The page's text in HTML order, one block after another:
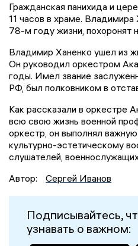
Гражданская панихида и
11 часов в храме. Владимира
78-м году жизни, похоронят
Владимир Ханенко ушел из
Он руководил оркестром
годы. Имел звание
РФ, был полковником в
Как рассказали в оркестре
всю свою жизнь военной
оркестр, он выполнял
культурно-эстетическому
слушателей,
Автор:
Сергей Иванов
Подписывайтесь,
узнавать о важном: